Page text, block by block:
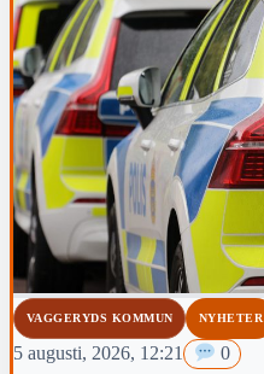
VAGGERYDS KOMMUN NYHETER
5 augusti, 2026, 12:21 0